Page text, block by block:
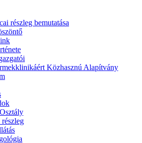
részleg bemutatása
Közhasznú Alapítvány